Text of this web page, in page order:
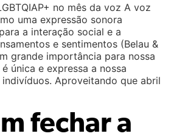
no mês da voz A voz
uma expressão sonora
a interação social e a
e sentimentos (Belau &
grande importância para nossa
única e expressa a nossa
Aproveitando que abril
fechar a